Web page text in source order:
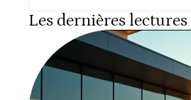
Les dernières lectures